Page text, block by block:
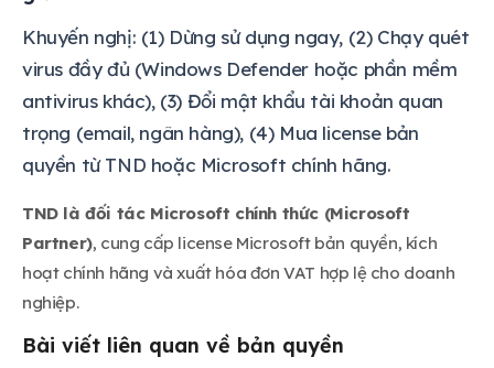
Khuyến nghị: (1) Dừng sử dụng ngay, (2) Chạy quét
virus đầy đủ (Windows Defender hoặc phần mềm
antivirus khác), (3) Đổi mật khẩu tài khoản quan
trọng (email, ngân hàng), (4) Mua license bản
quyền từ TND hoặc Microsoft chính hãng.
TND là đối tác Microsoft chính thức (Microsoft
Partner), cung cấp license Microsoft bản quyền, kích
hoạt chính hãng và xuất hóa đơn VAT hợp lệ cho doanh
nghiệp.
Bài viết liên quan về bản quyền